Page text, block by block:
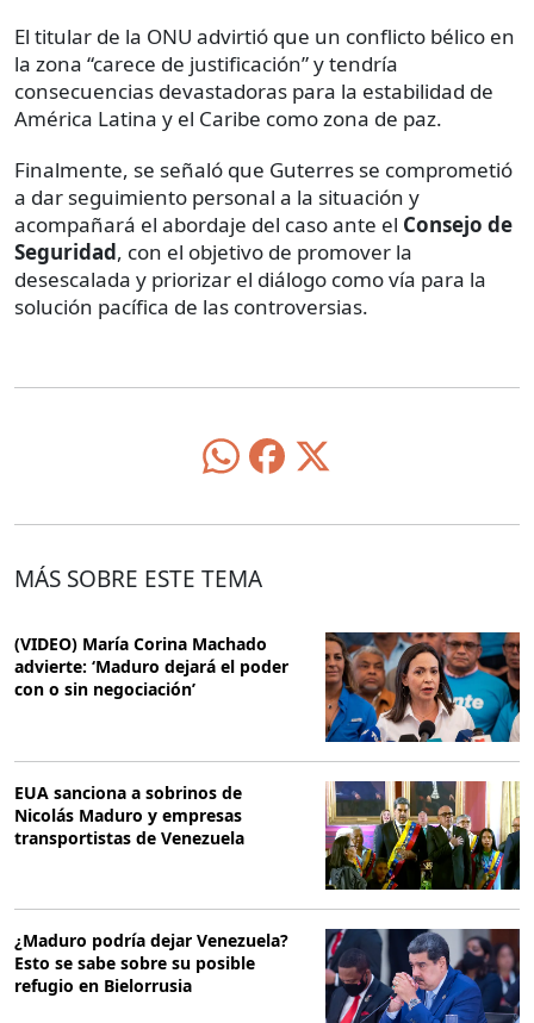
El titular de la ONU advirtió que un conflicto bélico en
la zona “carece de justificación” y tendría
consecuencias devastadoras para la estabilidad de
América Latina y el Caribe como zona de paz.
Finalmente, se señaló que Guterres se comprometió
a dar seguimiento personal a la situación y
acompañará el abordaje del caso ante el Consejo de
Seguridad, con el objetivo de promover la
desescalada y priorizar el diálogo como vía para la
solución pacífica de las controversias.
MÁS SOBRE ESTE TEMA
(VIDEO) María Corina Machado
advierte: ‘Maduro dejará el poder
con o sin negociación’
EUA sanciona a sobrinos de
Nicolás Maduro y empresas
transportistas de Venezuela
¿Maduro podría dejar Venezuela?
Esto se sabe sobre su posible
refugio en Bielorrusia